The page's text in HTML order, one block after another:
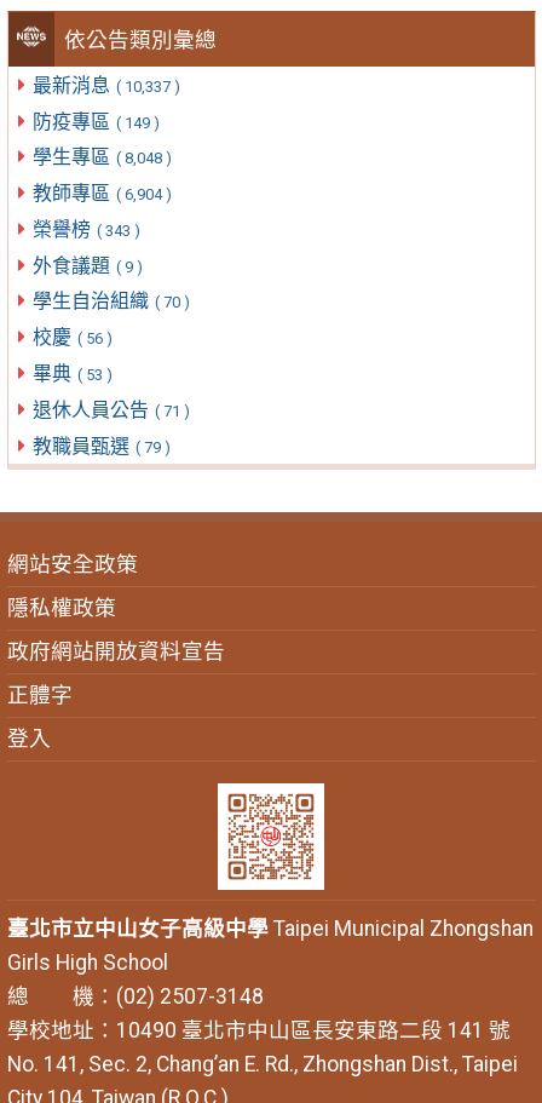
依公告類別彙總
最新消息 ( 10,337 )
防疫專區 ( 149 )
學生專區 ( 8,048 )
教師專區 ( 6,904 )
榮譽榜 ( 343 )
外食議題 ( 9 )
學生自治組織 ( 70 )
校慶 ( 56 )
畢典 ( 53 )
退休人員公告 ( 71 )
教職員甄選 ( 79 )
網站安全政策
隱私權政策
政府網站開放資料宣告
正體字
登入
臺北市立中山女子高級中學Taipei Municipal Zhongshan
Girls High School
總 機：(02) 2507-3148
學校地址：10490 臺北市中山區長安東路二段 141 號
No. 141, Sec. 2, Chang’an E. Rd., Zhongshan Dist., Taipei